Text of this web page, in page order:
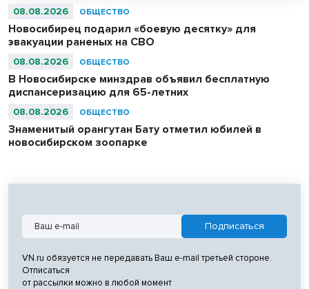
абсолютными чемпионами соревнований.
08.08.2026 ОБЩЕСТВО
Новосибирец подарил «боевую десятку» для
эвакуации раненых на СВО
08.08.2026 ОБЩЕСТВО
В Новосибирске минздрав объявил бесплатную
диспансеризацию для 65-летних
08.08.2026 ОБЩЕСТВО
Знаменитый орангутан Бату отметил юбилей в
новосибирском зоопарке
VN.ru обязуется не передавать Ваш e-mail третьей стороне.
Отписаться
от рассылки можно в любой момент